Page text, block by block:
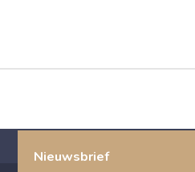
Nieuwsbrief